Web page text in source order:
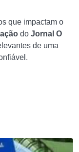
que impactam o
do Jornal O
de uma